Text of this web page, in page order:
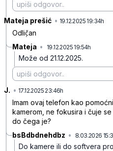
Mateja prešić • 19.12.2025 19:34h
Odlič̣an
Mateja • 19.12.2025 19:54h
Može od 21.12.2025.
J. • 17.12.2025 23:46h
Imam ovaj telefon kao
kamerom, ne fokusira i čuje
do čega je?
bsBdbdnehdbz • 8.03.2026
Do kamere ili do softvera